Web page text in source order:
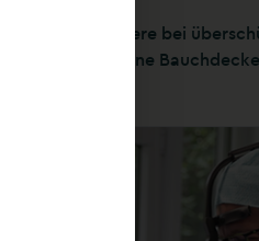
insbesondere bei
kann eine